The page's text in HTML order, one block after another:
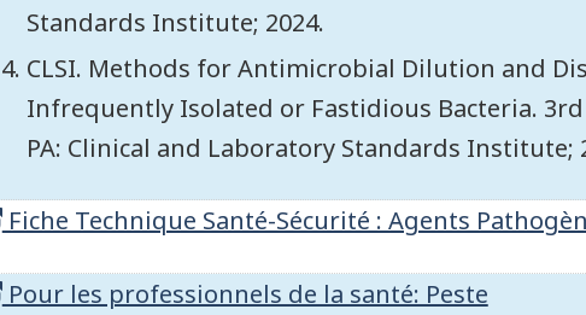
Standards Institute; 2024.
CLSI. Methods for Antimicrobial Dilution and
Infrequently Isolated or Fastidious Bacteria. 3rd
PA: Clinical and Laboratory Standards Institute;
Fiche Technique Santé-Sécurité : Agents
Pour les professionnels de la santé: Peste